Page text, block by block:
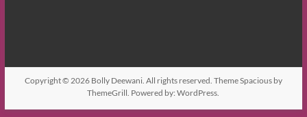
Copyright © 2026 Bolly Deewani. All rights reserved. ThemeSpaciousby
ThemeGrill. Powered by:WordPress.